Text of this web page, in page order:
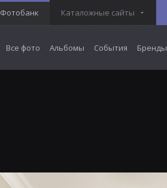
Фотобанк Каталожные сайты
Все фото Альбомы События Бренды